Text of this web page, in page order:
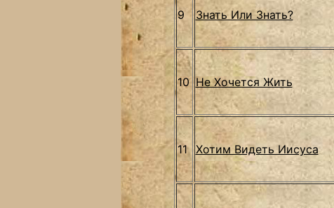
9 Знать Или Знать?
10 Не Хочется Жить
11 Хотим Видеть Иисуса